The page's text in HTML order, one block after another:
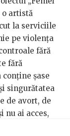
o artistă
la serviciile
pe violența
fără
fără
șase
singurătatea
de avort, de
nu ai acces,